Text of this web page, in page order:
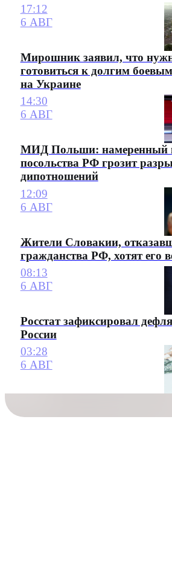
17:12
6 АВГ
Мирошник заявил, что
готовиться к долгим
на Украине
14:30
6 АВГ
МИД Польши: намеренный
посольства РФ грозит
дипотношений
12:09
6 АВГ
Жители Словакии,
гражданства РФ, хотят его
08:13
6 АВГ
Росстат зафиксировал
России
03:28
6 АВГ